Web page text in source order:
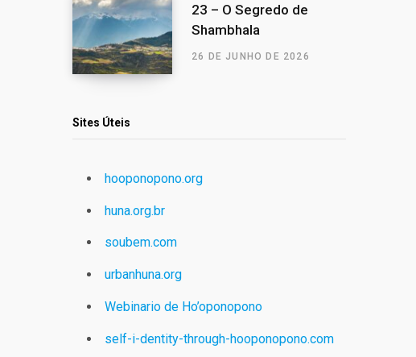
23 – O Segredo de
Shambhala
26 DE JUNHO DE 2026
Sites Úteis
hooponopono.org
huna.org.br
soubem.com
urbanhuna.org
Webinario de Ho’oponopono
self-i-dentity-through-hooponopono.com